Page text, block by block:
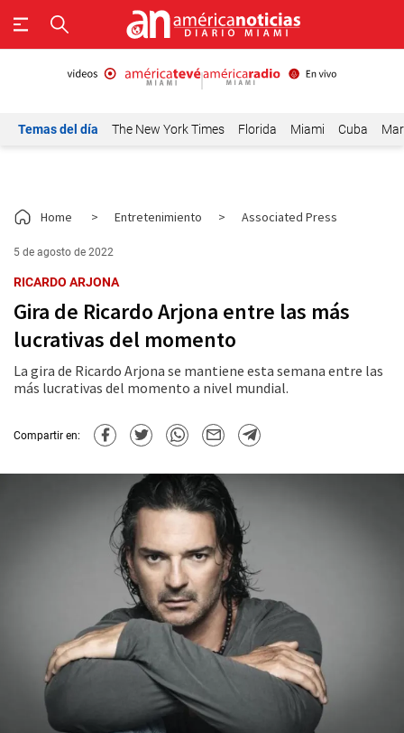
Temas del día The New York Times Florida Miami Cuba
Home > Entretenimiento > Associated Press
5 de agosto de 2022
RICARDO ARJONA
Gira de Ricardo Arjona entre las más
lucrativas del momento
La gira de Ricardo Arjona se mantiene esta semana entre las
más lucrativas del momento a nivel mundial.
Compartir en: